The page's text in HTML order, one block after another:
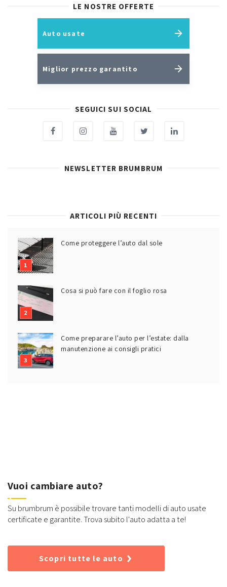
LE NOSTRE OFFERTE
Auto usate
Miglior prezzo garantito
SEGUICI SUI SOCIAL
NEWSLETTER BRUMBRUM
ARTICOLI PIÙ RECENTI
Come proteggere l’auto dal sole
Cosa si può fare con il foglio rosa
Come preparare l’auto per l’estate: dalla
manutenzione ai consigli pratici
Vuoi cambiare auto?
Su brumbrum è possibile trovare tanti modelli di auto usate
certificate e garantite. Trova subito l'auto adatta a te!
Scopri tutte le auto